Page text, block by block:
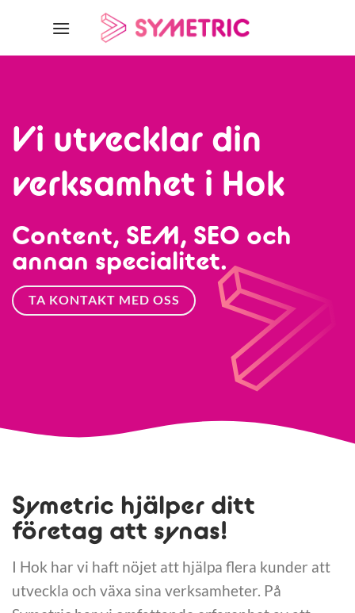
Vi utvecklar din
verksamhet i Hok
Content, SEM, SEO och
annan specialitet.
TA KONTAKT MED OSS
Symetric hjälper ditt
företag att synas!
I Hok har vi haft nöjet att hjälpa flera kunder att
utveckla och växa sina verksamheter. På